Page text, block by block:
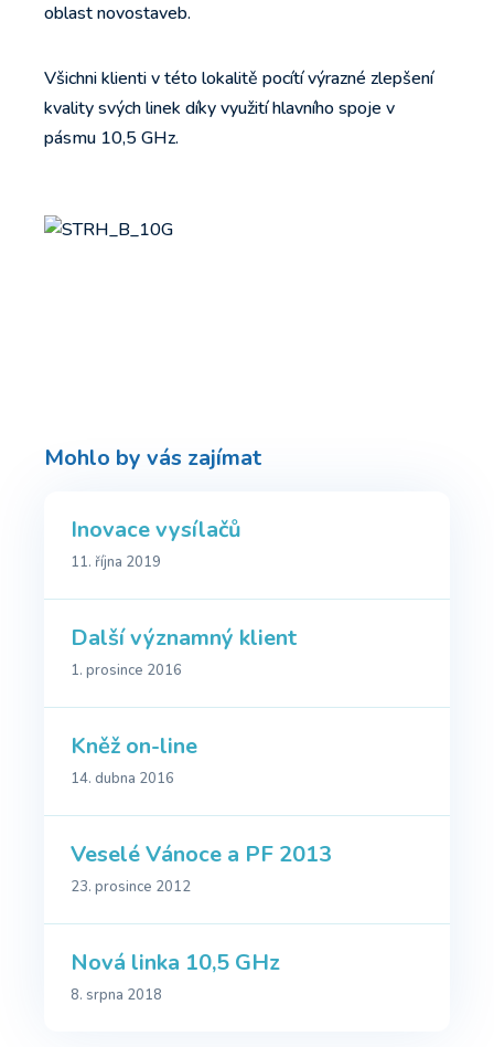
oblast novostaveb.
Všichni klienti v této lokalitě pocítí výrazné zlepšení
kvality svých linek díky využití hlavního spoje v
pásmu 10,5 GHz.
Mohlo by vás zajímat
Inovace vysílačů
11. října 2019
Další významný klient
1. prosince 2016
Kněž on-line
14. dubna 2016
Veselé Vánoce a PF 2013
23. prosince 2012
Nová linka 10,5 GHz
8. srpna 2018